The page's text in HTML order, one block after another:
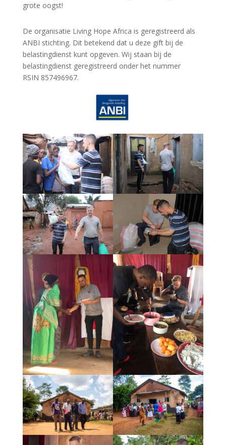
grote oogst!
De organisatie Living Hope Africa is geregistreerd als
ANBI stichting. Dit betekend dat u deze gift bij de
belastingdienst kunt opgeven. Wij staan bij de
belastingdienst geregistreerd onder het nummer
RSIN 857496967.